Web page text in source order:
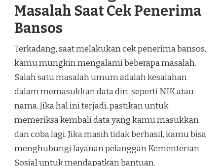
Masalah Saat Cek Penerima
Bansos
Terkadang, saat melakukan cek penerima bansos,
kamu mungkin mengalami beberapa masalah.
Salah satu masalah umum adalah kesalahan
dalam memasukkan data diri, seperti NIK atau
nama. Jika hal ini terjadi, pastikan untuk
memeriksa kembali data yang kamu masukkan
dan coba lagi. Jika masih tidak berhasil, kamu bisa
menghubungi layanan pelanggan Kementerian
Sosial untuk mendapatkan bantuan.